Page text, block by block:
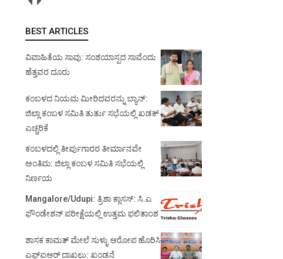
BEST ARTICLES
ವಿವಾಹಿತೆಯ ಸಾವು: ಸಂಶಯಾಸ್ಪದ ಸಾವೆಂದು
ಹೆತ್ತವರ ದೂರು
ಕಂಬಳದ ನಿಯಮ ಮೀರಿದವರನ್ನು ಬ್ಯಾನ್:
ಜಿಲ್ಲಾ ಕಂಬಳ ಸಮಿತಿ ತುರ್ತು ಸಭೆಯಲ್ಲಿ ಖಡಕ್
ಎಚ್ಚರಿಕೆ
ಕಂಬಳದಲ್ಲಿ ತೀರ್ಪುಗಾರರ ತೀರ್ಮಾನವೇ
ಅಂತಿಮ: ಜಿಲ್ಲಾ ಕಂಬಳ ಸಮಿತಿ ಸಭೆಯಲ್ಲಿ
ನಿರ್ಣಯ
Mangalore/Udupi: ತ್ರಿಶಾ ಕ್ಲಾಸಸ್: ಸಿ.ಎ
ಫೌಂಡೇಶನ್ ಪರೀಕ್ಷೆಯಲ್ಲಿ ಉತ್ತಮ ಫಲಿತಾಂಶ
ಶಾಸಕ ಕಾಮತ್ ಮೇಲೆ ಸುಳ್ಳು ಆರೋಪ ಹೊರಿಸಿ
ಎಫ್‌ಐಆರ್ ದಾಖಲು: ಖಂಡನೆ